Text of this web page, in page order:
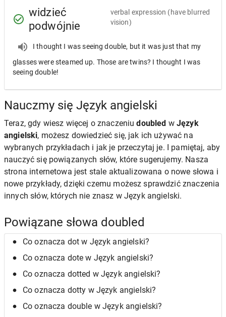
widzieć
podwójnie
verbal expression (have blurred
vision)
I thought I was seeing double, but it was just that my
glasses were steamed up. Those are twins? I thought I was
seeing double!
Nauczmy się Język angielski
Teraz, gdy wiesz więcej o znaczeniudoubled w Język
angielski, możesz dowiedzieć się, jak ich używać na
wybranych przykładach i jak je przeczytaj je. I pamiętaj, aby
nauczyć się powiązanych słów, które sugerujemy. Nasza
strona internetowa jest stale aktualizowana o nowe słowa i
nowe przykłady, dzięki czemu możesz sprawdzić znaczenia
innych słów, których nie znasz w Język angielski.
Powiązane słowa doubled
Co oznacza dot w Język angielski?
Co oznacza dote w Język angielski?
Co oznacza dotted w Język angielski?
Co oznacza dotty w Język angielski?
Co oznacza double w Język angielski?